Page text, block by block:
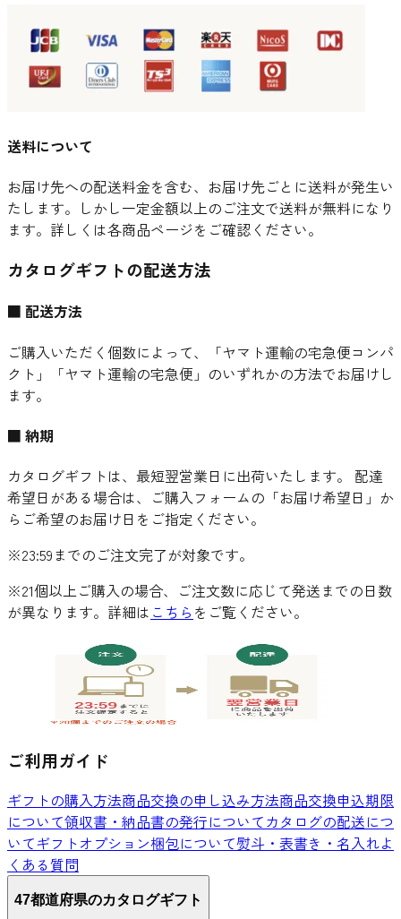
送料について
お届け先への配送料金を含む、お届け先ごとに送料が発生い
たします。しかし一定金額以上のご注文で送料が無料になり
ます。詳しくは各商品ページをご確認ください。
カタログギフトの配送方法
■ 配送方法
ご購入いただく個数によって、「ヤマト運輸の宅急便コンパ
クト」「ヤマト運輸の宅急便」のいずれかの方法でお届けし
ます。
■ 納期
カタログギフトは、最短翌営業日に出荷いたします。 配達
希望日がある場合は、ご購入フォームの「お届け希望日」か
らご希望のお届け日をご指定ください。
※23:59までのご注文完了が対象です。
※21個以上ご購入の場合、ご注文数に応じて発送までの日数
が異なります。詳細は こちら をご覧ください。
ご利用ガイド
ギフトの購入方法商品交換の申し込み方法商品交換申込期限
について領収書・納品書の発行についてカタログの配送につ
いてギフトオプション梱包について熨斗・表書き・名入れよ
くある質問
47都道府県のカタログギフト